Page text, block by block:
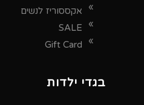
אקססוריז לנשים
SALE
Gift Card
בגדי ילדות